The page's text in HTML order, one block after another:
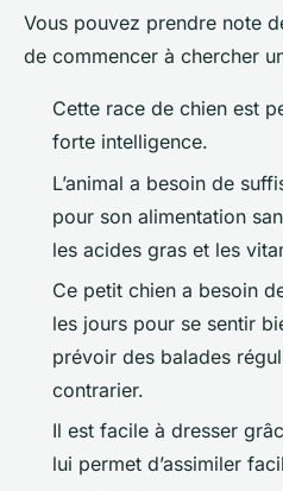
Vous pouvez prendre note
de commencer à chercher
Cette race de chien est
forte intelligence.
L’animal a besoin de
pour son alimentation
les acides gras et les
Ce petit chien a besoin
les jours pour se sentir
prévoir des balades
contrarier.
Il est facile à dresser
lui permet d’assimiler